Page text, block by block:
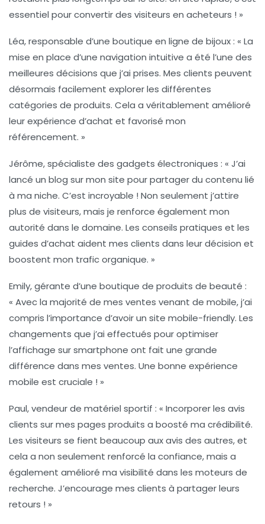
essentiel pour convertir des visiteurs en acheteurs ! »
Léa, responsable d’une boutique en ligne de bijoux : « La
mise en place d’une navigation intuitive a été l’une des
meilleures décisions que j’ai prises. Mes clients peuvent
désormais facilement explorer les différentes
catégories de produits. Cela a véritablement amélioré
leur expérience d’achat et favorisé mon
référencement. »
Jérôme, spécialiste des gadgets électroniques : « J’ai
lancé un blog sur mon site pour partager du contenu lié
à ma niche. C’est incroyable ! Non seulement j’attire
plus de visiteurs, mais je renforce également mon
autorité dans le domaine. Les conseils pratiques et les
guides d’achat aident mes clients dans leur décision et
boostent mon trafic organique. »
Emily, gérante d’une boutique de produits de beauté :
« Avec la majorité de mes ventes venant de mobile, j’ai
compris l’importance d’avoir un site mobile-friendly. Les
changements que j’ai effectués pour optimiser
l’affichage sur smartphone ont fait une grande
différence dans mes ventes. Une bonne expérience
mobile est cruciale ! »
Paul, vendeur de matériel sportif : « Incorporer les avis
clients sur mes pages produits a boosté ma crédibilité.
Les visiteurs se fient beaucoup aux avis des autres, et
cela a non seulement renforcé la confiance, mais a
également amélioré ma visibilité dans les moteurs de
recherche. J’encourage mes clients à partager leurs
retours ! »